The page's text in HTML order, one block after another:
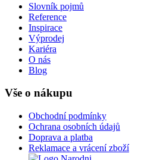
Slovník pojmů
Reference
Inspirace
Výprodej
Kariéra
O nás
Blog
Vše o nákupu
Obchodní podmínky
Ochrana osobních údajů
Doprava a platba
Reklamace a vrácení zboží